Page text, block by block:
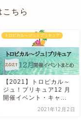
ちら
トロピカル～ジュ！プリキュア
【2021】トロピカル～
ジュ！プリキュア12 月
開催イベント・キャ...
2021年12月2日